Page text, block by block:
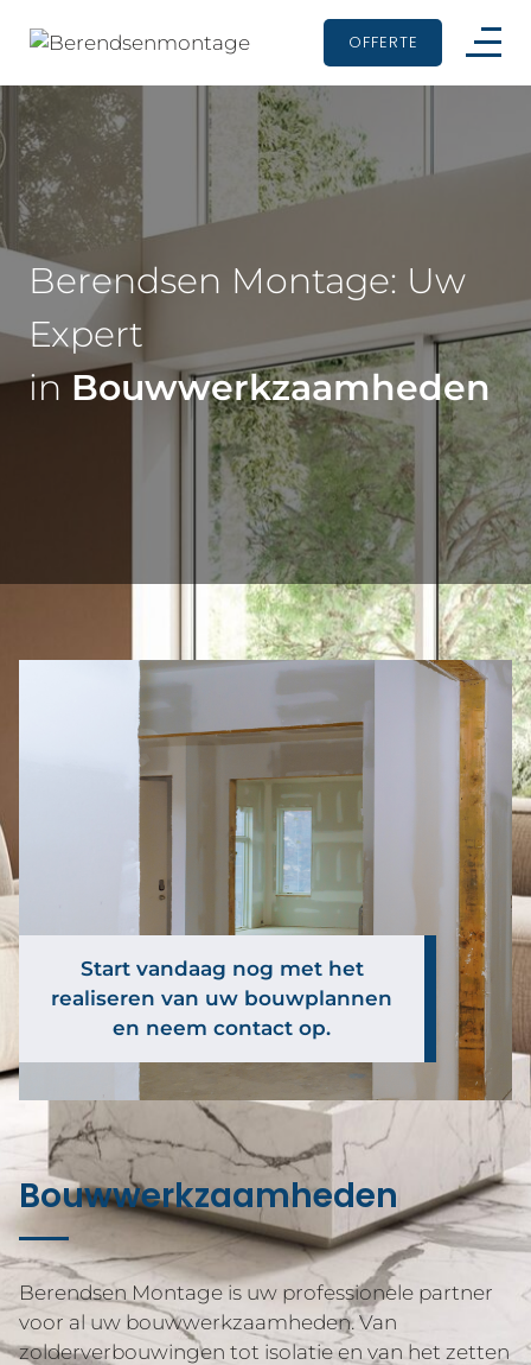
OFFERTE
Berendsen Montage: Uw
Expert
in Bouwwerkzaamheden
Start vandaag nog met het
realiseren van uw bouwplannen
en neem contact op.
Bouwwerkzaamheden
Berendsen Montage is uw professionele partner
voor al uw bouwwerkzaamheden. Van
zolderverbouwingen tot isolatie en van het zetten